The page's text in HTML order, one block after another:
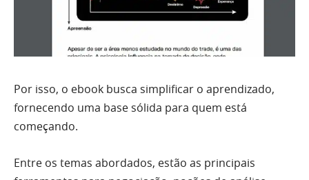
Por isso, o ebook busca simplificar o aprendizado,
fornecendo uma base sólida para quem está
começando.
Entre os temas abordados, estão as principais